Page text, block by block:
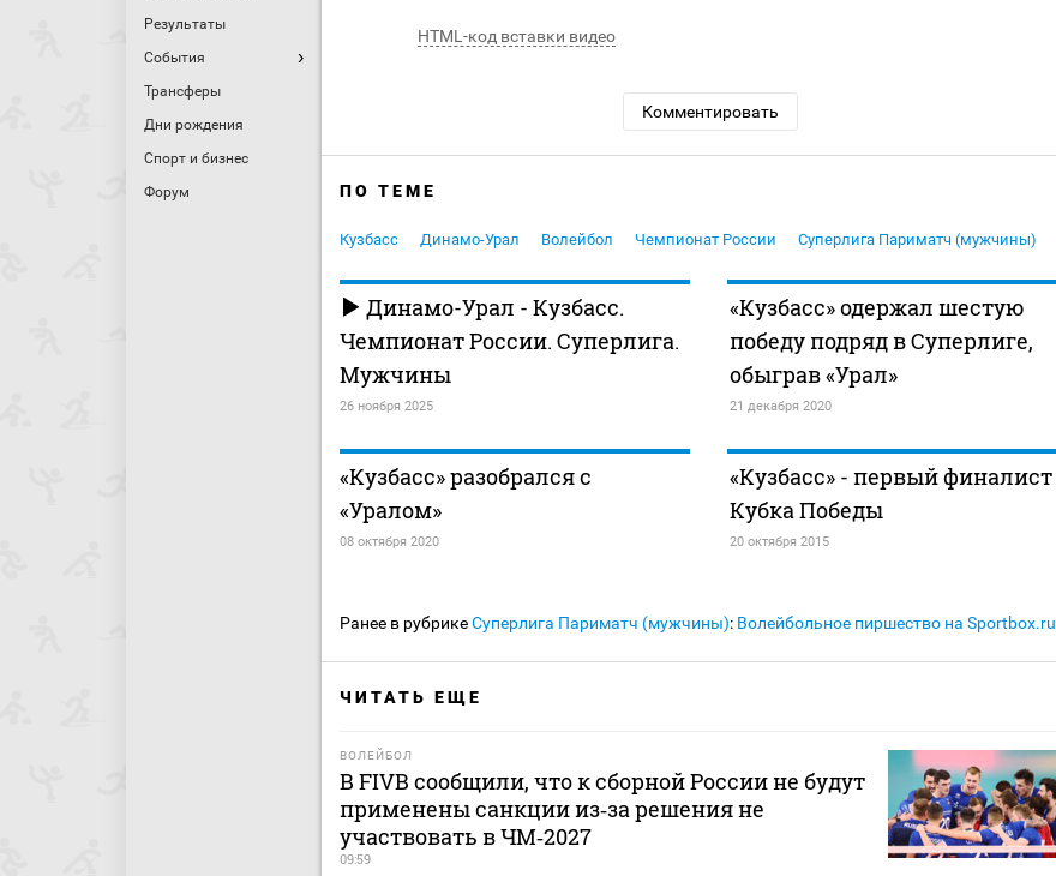
Результаты
События
Трансферы
Дни рождения
Спорт и бизнес
Форум
HTML-код вставки видео
Комментировать
ПО ТЕМЕ
Кузбасс Динамо-Урал Волейбол Чемпионат России Суперлига Париматч (мужчины)
Динамо-Урал - Кузбасс.
Чемпионат России. Суперлига.
Мужчины
26 ноября 2025
«Кузбасс» одержал шестую
победу подряд в Суперлиге,
обыграв «Урал»
21 декабря 2020
«Кузбасс» разобрался с
«Уралом»
08 октября 2020
«Кузбасс» - первый финалист
Кубка Победы
20 октября 2015
Ранее в рубрикеСуперлига Париматч (мужчины): Волейбольное пиршество на Sportbox.ru
ЧИТАТЬ ЕЩЕ
ВОЛЕЙБОЛ
В FIVB сообщили, что к сборной России не будут
применены санкции из‑за решения не
участвовать в ЧМ‑2027
09:59